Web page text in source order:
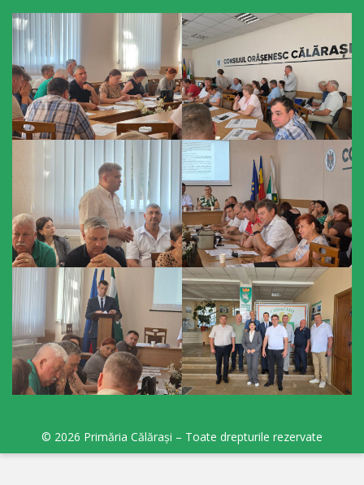
IET
DoReMiCii
Școala
sportivă
„Mihai
Viteazul”
Școala
Sportivă
Specializată
de
Rezerve
Olimpice
Stadionul
© 2026 Primăria Călărași – Toate drepturile rezervate